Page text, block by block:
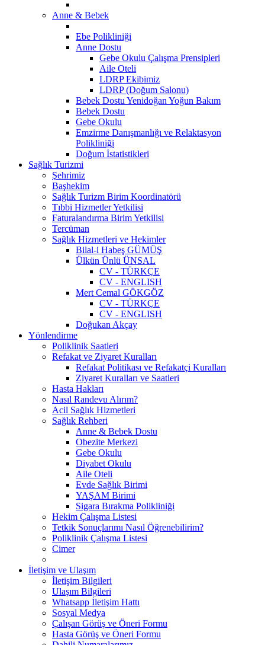
Anne & Bebek
Ebe Polikliniği
Anne Dostu
Gebe Okulu Çalışma Prensipleri
Aile Oteli
LDRP Ekibimiz
LDRP (Doğum Salonu)
Bebek Dostu Yenidoğan Yoğun Bakım
Bebek Dostu
​Gebe Okulu
Emzirme Danışmanlığı ve Relaktasyon
Polikliniği
Doğum İstatistikleri
Sağlık Turizmi
Şehrimiz
Başhekim
Sağlık Turizm Birim Koordinatörü
Tıbbi Hizmetler Yetkilisi
Faturalandırma Birim Yetkilisi
Tercüman
Sağlık Hizmetleri ve Hekimler
Bilal-i Habeş GÜMÜŞ
Ülkün Ünlü ÜNSAL
CV - TÜRKÇE
CV - ENGLISH
Mert Cemal GÖKGÖZ
CV - TÜRKÇE
CV - ENGLISH
Doğukan Akçay
Yönlendirme
Poliklinik Saatleri
Refakat ve Ziyaret Kuralları
Refakat Politikası ve Refakatçi Kuralları
Ziyaret Kuralları ve Saatleri
Hasta Hakları
Nasıl Randevu Alırım?
Acil Sağlık Hizmetleri
Sağlık Rehberi
Anne & Bebek Dostu
Obezite Merkezi
Gebe Okulu
Diyabet Okulu
Aile Oteli
Evde Sağlık Birimi
YAŞAM Birimi
Sigara Bırakma Polikliniği
Hekim Çalışma Listesi
Tetkik Sonuçlarımı Nasıl Öğrenebilirim?
Poliklinik Çalışma Listesi
Cimer
İletişim ve Ulaşım
İletişim Bilgileri
Ulaşım Bilgileri
Whatsapp İletişim Hattı
Sosyal Medya
Çalışan Görüş ve Öneri Formu
Hasta Görüş ve Öneri Formu